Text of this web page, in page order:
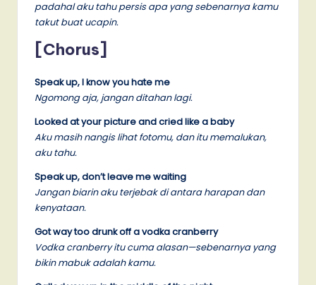
padahal aku tahu persis apa yang sebenarnya kamu
takut buat ucapin.
[Chorus]
Speak up, I know you hate me
Ngomong aja, jangan ditahan lagi.
Looked at your picture and cried like a baby
Aku masih nangis lihat fotomu, dan itu memalukan,
aku tahu.
Speak up, don’t leave me waiting
Jangan biarin aku terjebak di antara harapan dan
kenyataan.
Got way too drunk off a vodka cranberry
Vodka cranberry itu cuma alasan—sebenarnya yang
bikin mabuk adalah kamu.